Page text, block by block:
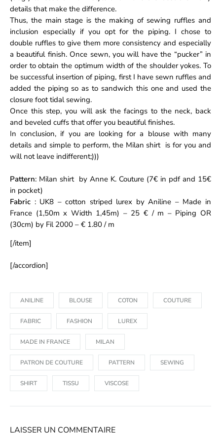
details that make the difference.
Thus, the main stage is the making of sewing ruffles and
inclusion especially if you opt for the piping. I chose to
double ruffles to give them more consistency and especially
a beautiful finish. Once sewn, you will have the “pucker” in
order to obtain the optimum width of the shoulder yokes. To
be successful insertion of piping, first I have sewn ruffles and
added the piping so as to sandwich this one and used the
closure foot tidal sewing.
Once this step, you will ask the facings to the neck, back
and beveled cuffs that offer you beautiful finishes.
In conclusion, if you are looking for a blouse with many
details and simple to perform, the Milan shirt is for you and
will not leave indifferent;)))
Pattern: Milan shirt by Anne K. Couture (7€ in pdf and 15€
in pocket)
Fabric : UK8 –cotton striped lurex by Aniline – Made in
France (1,50m x Width 1,45m) – 25 € / m – Piping OR
(30cm) by Fil 2000 – € 1.80 / m
[/item]
[/accordion]
ANILINE BLOUSE COTON COUTURE
FABRIC FASHION LUREX
MADE IN FRANCE MILAN
PATRON DE COUTURE PATTERN SEWING
SHIRT TISSU VISCOSE
LAISSER UN COMMENTAIRE